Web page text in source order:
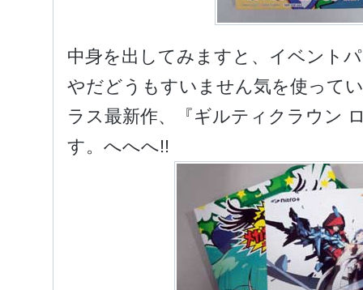
中身を出してみますと、イベント
やだどうもすいません気を使って
ラス最新作、『ギルティクラウン
す。へへへ!!